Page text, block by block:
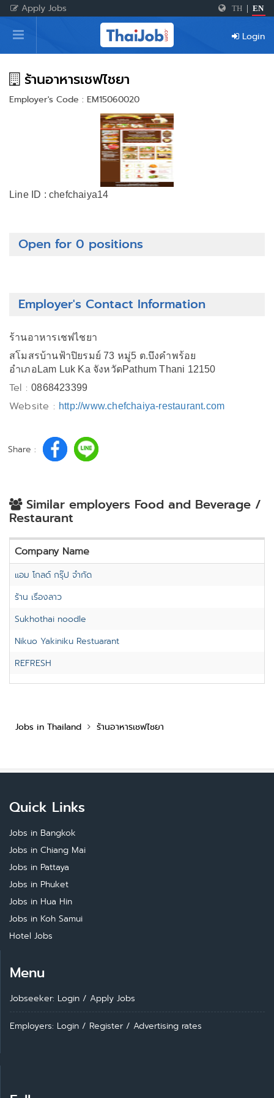
Apply Jobs TH EN
Home
Login
Register
Login
ร้านอาหารเชฟไชยา
Employer's Code : EM15060020
Line ID : chefchaiya14
Open for 0 positions
Employer's Contact Information
ร้านอาหารเชฟไชยา
สโมสรบ้านฟ้าปิยรมย์ 73 หมู่5 ต.บึงคำพร้อย
อำเภอLam Luk Ka จังหวัดPathum Thani 12150
Tel :0868423399
Website : http://www.chefchaiya-restaurant.com
Share :
Similar employers Food and Beverage /
Restaurant
Company Name
แอม โกลด์ กรุ๊ป จำกัด
ร้าน เรื่องลาว
Sukhothai noodle
Nikuo Yakiniku Restuarant
REFRESH
Jobs in Thailand ร้านอาหารเชฟไชยา
Quick Links
Jobs in Bangkok
Jobs in Chiang Mai
Jobs in Pattaya
Jobs in Phuket
Jobs in Hua Hin
Jobs in Koh Samui
Hotel Jobs
Menu
Jobseeker: Login / Apply Jobs
Employers: Login / Register / Advertising rates